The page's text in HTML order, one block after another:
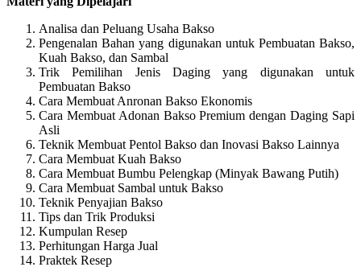
Analisa dan Peluang Usaha Bakso
Pengenalan Bahan yang digunakan untuk Pembuatan Bakso,
Kuah Bakso, dan Sambal
Trik Pemilihan Jenis Daging yang digunakan untuk
Pembuatan Bakso
Cara Membuat Anronan Bakso Ekonomis
Cara Membuat Adonan Bakso Premium dengan Daging Sapi
Asli
Teknik Membuat Pentol Bakso dan Inovasi Bakso Lainnya
Cara Membuat Kuah Bakso
Cara Membuat Bumbu Pelengkap (Minyak Bawang Putih)
Cara Membuat Sambal untuk Bakso
Teknik Penyajian Bakso
Tips dan Trik Produksi
Kumpulan Resep
Perhitungan Harga Jual
Praktek Resep